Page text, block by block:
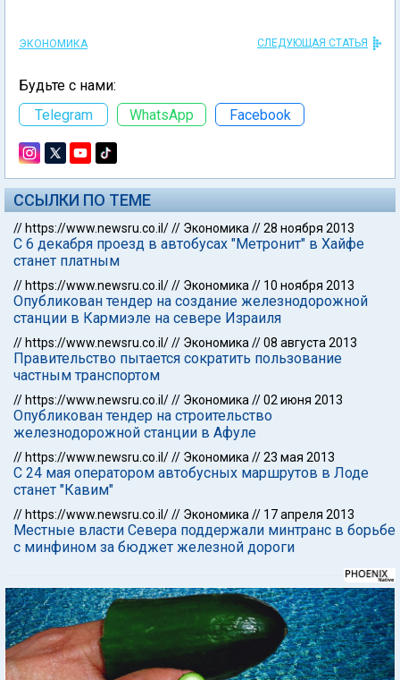
ЭКОНОМИКА СЛЕДУЮЩАЯ СТАТЬЯ
Будьте с нами:
Telegram
WhatsApp Facebook
ССЫЛКИ ПО ТЕМЕ
// https://www.newsru.co.il/// Экономика //28 ноября 2013
С 6 декабря проезд в автобусах "Метронит" в Хайфе
станет платным
// https://www.newsru.co.il/// Экономика // 10 ноября 2013
Опубликован тендер на создание железнодорожной
станции в Кармиэле на севере Израиля
// https://www.newsru.co.il/// Экономика //08 августа 2013
Правительство пытается сократить пользование
частным транспортом
// https://www.newsru.co.il/// Экономика //02 июня 2013
Опубликован тендер на строительство
железнодорожной станции в Афуле
// https://www.newsru.co.il/// Экономика //23 мая 2013
С 24 мая оператором автобусных маршрутов в Лоде
станет "Кавим"
// https://www.newsru.co.il/// Экономика // 17 апреля 2013
Местные власти Севера поддержали минтранс в борьбе
с минфином за бюджет железной дороги